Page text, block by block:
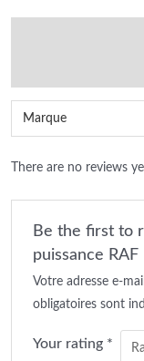
R.295
quantity
Marque
There are no reviews
Be the first to
puissance
Votre adresse e-
obligatoires sont
Your rating *